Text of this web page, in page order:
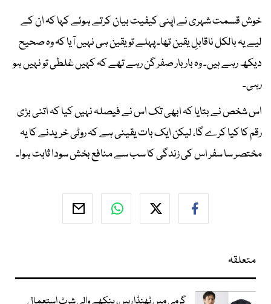
خوش قسمت شہری نے اپنی کیفیت بیان کرتے ہوئے کہا کہ ان کے
لیے یہ بالکل ناقابلِ یقین تھا۔ پہلے تو یقین ہی نہیں آیا کہ وہ صحیح
دیکھ رہے ہیں۔ وہ بار بار صفر گن رہے تھے کہ کہیں غلطی تو نہیں ہو
رہی۔
اس شخص نے بتایا کہ ابھی تک اس نے فیصلہ نہیں کیا کہ اتنی بڑی
رقم کا کیا کرے گا، لیکن ایک بات یقینی ہے کہ روٹی خریدنے کا یہ
مختصر سا سفر اس کی زندگی کا سب سے منافع بخش سودا ثابت ہوا۔
متعلقہ